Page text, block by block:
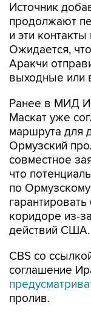
Источник
продолжают
и эти
Ожидается,
Аракчи
выходные или
Ранее в МИД
Маскат уже
маршрута для
Ормузский
совместное
что
по
коридоре из-
действий США.
CBS со
соглашение
пролив.